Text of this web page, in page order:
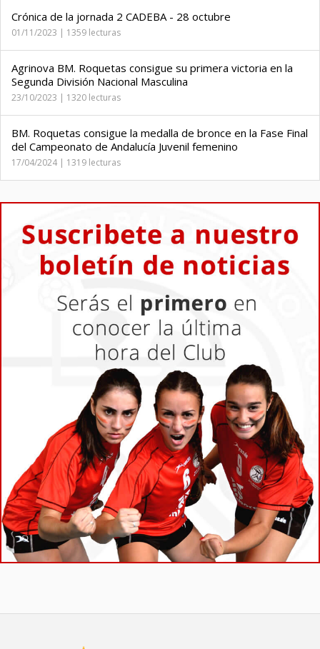
Crónica de la jornada 2 CADEBA - 28 octubre
01/11/2023 | 1359 lecturas
Agrinova BM. Roquetas consigue su primera victoria en la
Segunda División Nacional Masculina
23/10/2023 | 1320 lecturas
BM. Roquetas consigue la medalla de bronce en la Fase Final
del Campeonato de Andalucía Juvenil femenino
17/04/2024 | 1319 lecturas